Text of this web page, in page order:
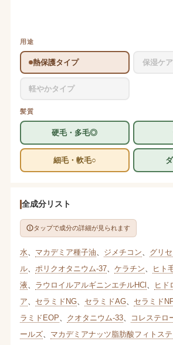
用途
熱保護タイプ 保湿ケ
軽やかタイプ
髪質
硬毛・多毛◎
細毛・軟毛○
全成分リスト
タップで成分の詳細が見られます
水 マカデミア種子油 ジメチコン グリ
ル、 ポリクオタニウム-37、 ケラチン
ヒト
液
ラウロイルアルギニンエチルHCl
ヒド
ア
セラミドNG、 セラミドAG、 セラミド
ラミドEOP
クオタニウム-33、 コレステロ
ールズ、 マカデミアナッツ脂肪酸フィトス